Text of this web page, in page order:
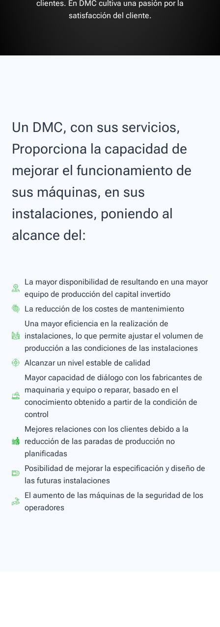
clientes. En DMC cultiva una pasión por la
satisfacción del cliente.
Un DMC, con sus servicios,
Proporciona la capacidad de
mejorar el funcionamiento de
sus máquinas, en sus
instalaciones, poniendo al
alcance del:
La mayor disponibilidad de resultando en una mayor
equipo de producción del capital invertido
La reducción de los costes de mantenimiento
Una mayor eficiencia en la realización de
instalaciones, lo que permite ajustar el volumen de
producción a las condiciones de las instalaciones
Alcanzar un nivel estable de calidad
Mayor capacidad de diálogo con los fabricantes de
maquinaria y equipo o reparar, basado en el
conocimiento obtenido a partir de la condición de
control
Mejores relaciones con los clientes debido a la
reducción de las paradas de producción no
planificadas
Posibilidad de mejorar la especificación y diseño de
las futuras instalaciones
El aumento de las máquinas de la seguridad de los
operadores